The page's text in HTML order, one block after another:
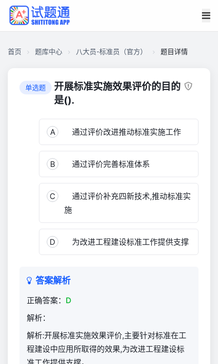
首页 题库中心 八大员-标准员（官方） 题目详情
单选题
开展标准实施效果评价的目的
是().
A 通过评价改进推动标准实施工作
B 通过评价完善标准体系
C
通过评价补充四新技术,推动标准实
施
D 为改进工程建设标准工作提供支撑
答案解析
正确答案： D
解析：
解析:开展标准实施效果评价,主要针对标准在工
程建设中应用所取得的效果,为改进工程建设标